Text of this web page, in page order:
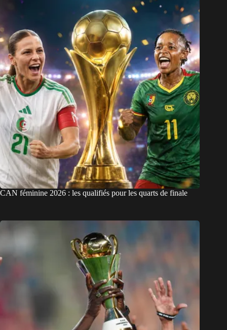
CAN féminine 2026 : les qualifiés pour les quarts de finale